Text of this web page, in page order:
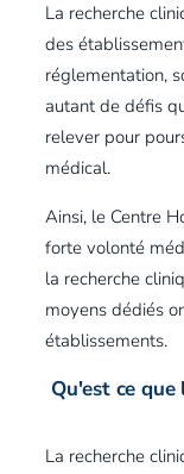
La recherche
des
réglementation,
autant de défis
relever pour
médical.
Ainsi, le Centre
forte volonté
la recherche
moyens dédiés
établissements.
Qu'est ce que
La recherche